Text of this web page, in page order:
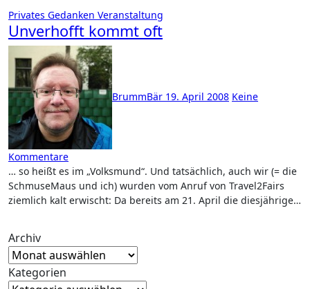
Privates Gedanken Veranstaltung
Unverhofft kommt oft
BrummBär 19. April 2008 Keine
Kommentare
… so heißt es im „Volksmund“. Und tatsächlich, auch wir (= die
SchmuseMaus und ich) wurden vom Anruf von Travel2Fairs
ziemlich kalt erwischt: Da bereits am 21. April die diesjährige…
Archiv
Kategorien